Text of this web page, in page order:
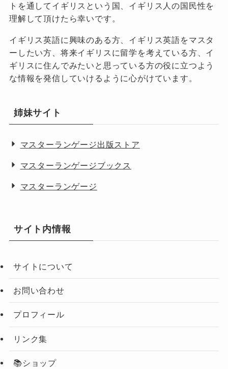
トを通してイギリスという国、イギリス人の国民性を
理解して頂けたら幸いです。
イギリス英語に興味のある方、イギリス英語をマスタ
ーしたい方、将来イギリスに留学を考えている方、イ
ギリスに住んでみたいと思っている方の役に立つよう
な情報を発信していけるように心がけています。
姉妹サイト
マスターランゲージ出版ストア
マスターランゲージブックス
マスターランゲージ
サイト内情報
サイトについて
お問い合わせ
プロフィール
リンク集
📚ショップ